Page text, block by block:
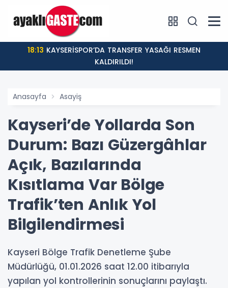
18:13
KALDIRILDI!
Anasayfa Asayiş
Kayseri’de Yollarda Son
Durum: Bazı Güzergâhlar
Açık, Bazılarında
Kısıtlama Var Bölge
Trafik’ten Anlık Yol
Bilgilendirmesi
Kayseri Bölge Trafik Denetleme Şube
Müdürlüğü, 01.01.2026 saat 12.00 itibarıyla
yapılan yol kontrollerinin sonuçlarını paylaştı.